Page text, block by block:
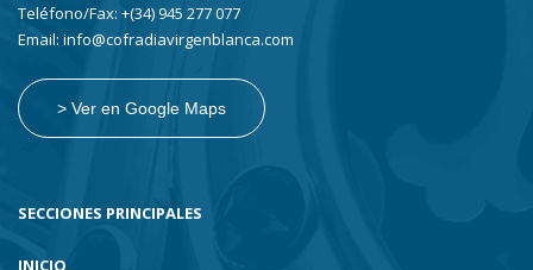
Teléfono/Fax: +(34) 945 277 077
Email: info@cofradiavirgenblanca.com
> Ver en Google Maps
SECCIONES PRINCIPALES
INICIO